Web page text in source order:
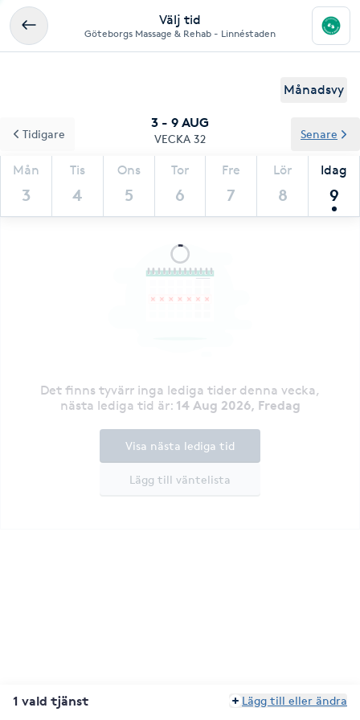
Välj tid
Göteborgs Massage & Rehab - Linnéstaden
Månadsvy
3 - 9 AUG
VECKA 32
Mån
3
Tis
4
Ons
5
Tor
6
Fre
7
Lör
8
Idag
9
Tidigare Senare
Det finns tyvärr inga lediga tider denna vecka,
nästa lediga tid är: 14 Aug 2026, Fredag
Lägg till väntelista
Visa nästa lediga tid
1 vald tjänst Lägg till eller ändra